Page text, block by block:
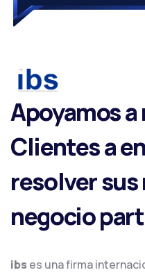
Apoyamos
Clientes a
resolver sus
negocio
ibses una firma